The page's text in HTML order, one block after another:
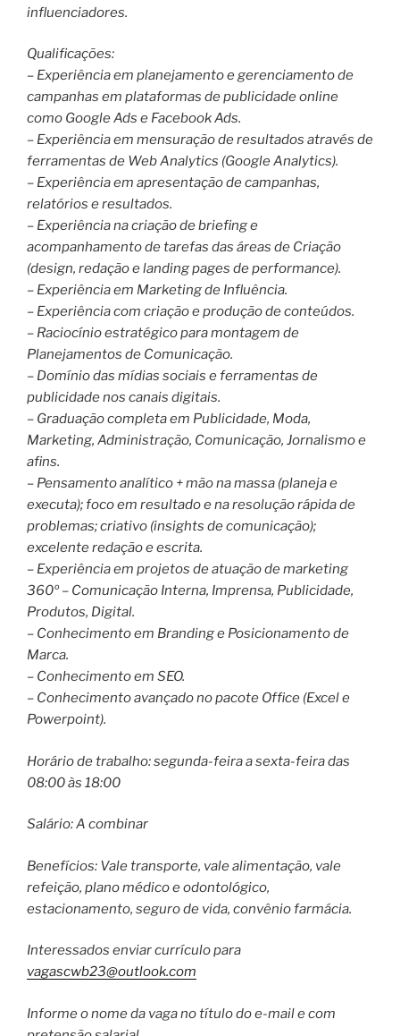
influenciadores.
Qualificações:
– Experiência em planejamento e gerenciamento de
campanhas em plataformas de publicidade online
como Google Ads e Facebook Ads.
– Experiência em mensuração de resultados através de
ferramentas de Web Analytics (Google Analytics).
– Experiência em apresentação de campanhas,
relatórios e resultados.
– Experiência na criação de briefing e
acompanhamento de tarefas das áreas de Criação
(design, redação e landing pages de performance).
– Experiência em Marketing de Influência.
– Experiência com criação e produção de conteúdos.
– Raciocínio estratégico para montagem de
Planejamentos de Comunicação.
– Domínio das mídias sociais e ferramentas de
publicidade nos canais digitais.
– Graduação completa em Publicidade, Moda,
Marketing, Administração, Comunicação, Jornalismo e
afins.
– Pensamento analítico + mão na massa (planeja e
executa); foco em resultado e na resolução rápida de
problemas; criativo (insights de comunicação);
excelente redação e escrita.
– Experiência em projetos de atuação de marketing
360º – Comunicação Interna, Imprensa, Publicidade,
Produtos, Digital.
– Conhecimento em Branding e Posicionamento de
Marca.
– Conhecimento em SEO.
– Conhecimento avançado no pacote Office (Excel e
Powerpoint).
Horário de trabalho: segunda-feira a sexta-feira das
08:00 às 18:00
Salário: A combinar
Benefícios: Vale transporte, vale alimentação, vale
refeição, plano médico e odontológico,
estacionamento, seguro de vida, convênio farmácia.
Interessados enviar currículo para
vagascwb23@outlook.com
Informe o nome da vaga no título do e-mail e com